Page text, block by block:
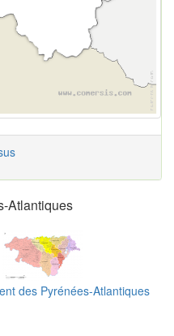
Atlantiques
des Pyrénées-Atlantiques